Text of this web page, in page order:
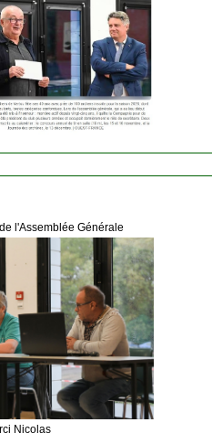
l'Assemblée Générale
Nicolas